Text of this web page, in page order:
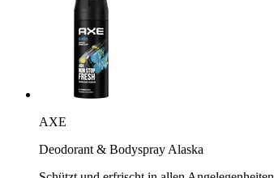
AXE
Deodorant & Bodyspray Alaska